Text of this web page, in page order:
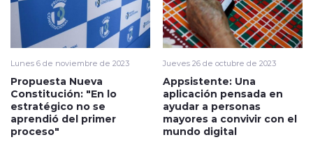
Lunes 6 de noviembre de 2023
Propuesta Nueva
Constitución: "En lo
estratégico no se
aprendió del primer
proceso"
Jueves 26 de octubre de 2023
Appsistente: Una
aplicación pensada en
ayudar a personas
mayores a convivir con el
mundo digital